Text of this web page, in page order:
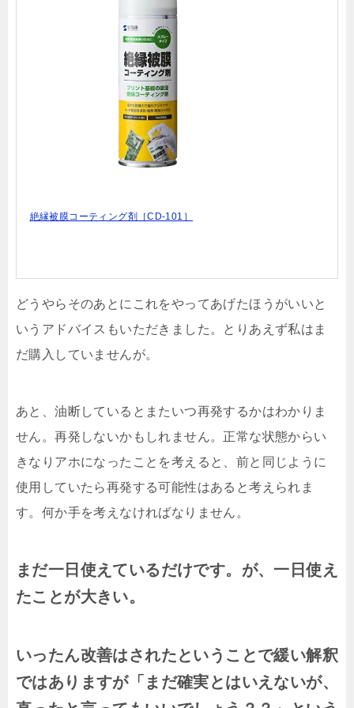
絶縁被膜コーティング剤［CD-101］
どうやらそのあとにこれをやってあげたほうがいいと
いうアドバイスもいただきました。とりあえず私はま
だ購入していませんが。
あと、油断しているとまたいつ再発するかはわかりま
せん。再発しないかもしれません。正常な状態からい
きなりアホになったことを考えると、前と同じように
使用していたら再発する可能性はあると考えられま
す。何か手を考えなければなりません。
まだ一日使えているだけです。が、一日使え
たことが大きい。
いったん改善はされたということで緩い解釈
ではありますが「まだ確実とはいえないが、